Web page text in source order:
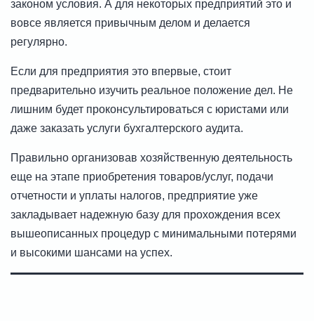
законом условия. А для некоторых предприятий это и
вовсе является привычным делом и делается
регулярно.
Если для предприятия это впервые, стоит
предварительно изучить реальное положение дел. Не
лишним будет проконсультироваться с юристами или
даже заказать услуги бухгалтерского аудита.
Правильно организовав хозяйственную деятельность
еще на этапе приобретения товаров/услуг, подачи
отчетности и уплаты налогов, предприятие уже
закладывает надежную базу для прохождения всех
вышеописанных процедур с минимальными потерями
и высокими шансами на успех.